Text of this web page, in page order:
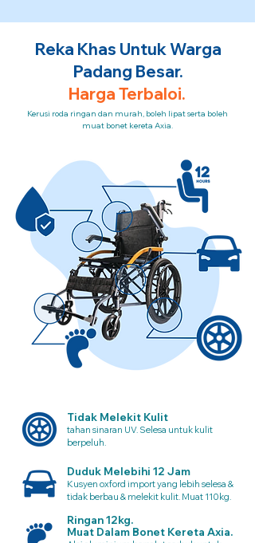
Reka Khas Untuk Warga
Padang Besar.
Harga Terbaloi.
Kerusi roda ringan dan murah, boleh lipat serta boleh
muat bonet kereta Axia.
Tidak Melekit Kulit
tahan sinaran UV. Selesa untuk kulit
berpeluh.
Duduk Melebihi 12 Jam
Kusyen oxford import yang lebih selesa &
tidak berbau & melekit kulit. Muat 110kg.
Ringan 12kg.
Muat Dalam Bonet Kereta Axia.